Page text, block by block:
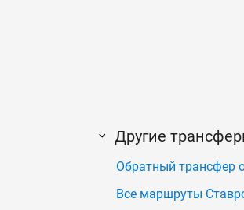
Другие
Обратный трансфер
Все маршруты